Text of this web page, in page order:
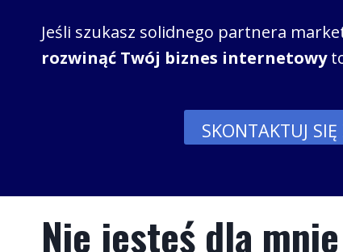
Jeśli szukasz solidnego partnera
rozwinąć Twój biznes internetowy
SKONTAKTUJ
Nie jesteś dla